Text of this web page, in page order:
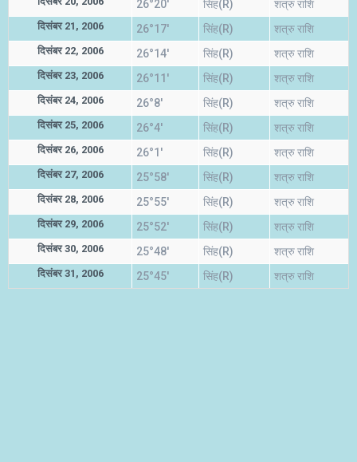
26°20' सिंह(R) शत्रु राशि
दिसंबर 21, 2006 26°17' सिंह(R) शत्रु राशि
दिसंबर 22, 2006 26°14' सिंह(R) शत्रु राशि
दिसंबर 23, 2006 26°11' सिंह(R) शत्रु राशि
दिसंबर 24, 2006 26°8' सिंह(R) शत्रु राशि
दिसंबर 25, 2006 26°4' सिंह(R) शत्रु राशि
दिसंबर 26, 2006 26°1' सिंह(R) शत्रु राशि
दिसंबर 27, 2006 25°58' सिंह(R) शत्रु राशि
दिसंबर 28, 2006 25°55' सिंह(R) शत्रु राशि
दिसंबर 29, 2006 25°52' सिंह(R) शत्रु राशि
दिसंबर 30, 2006 25°48' सिंह(R) शत्रु राशि
दिसंबर 31, 2006 25°45' सिंह(R) शत्रु राशि